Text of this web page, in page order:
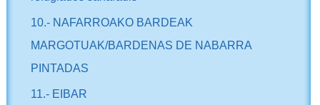
10.- NAFARROAKO BARDEAK
MARGOTUAK/BARDENAS DE NABARRA
PINTADAS
11.- EIBAR